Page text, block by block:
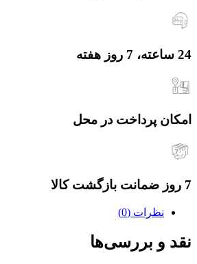
24 ساعته، 7 روز هفته
امکان پرداخت در محل
7 روز ضمانت بازگشت کالا
نظرات (0)
نقد و بررسی‌ها